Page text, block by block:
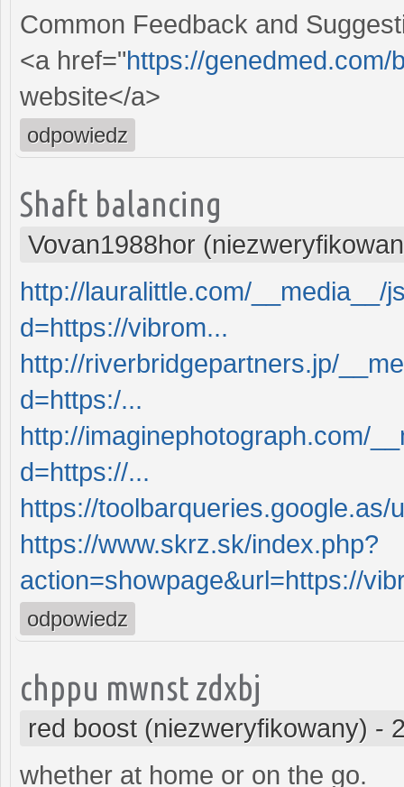
Common Feedback and
<a href="https://genedmed.com/
website</a>
odpowiedz
Shaft balancing
Vovan1988hor
http://lauralittle.com/__media__/
d=https://vibrom...
http://riverbridgepartners.jp/
d=https:/...
http://imaginephotograph.com/
d=https://...
https://
https://www.skrz.sk/index.php?
action=showpage&url=https://
odpowiedz
chppu mwnst zdxbj
red boost (niezweryfikowany) -
whether at home or on the go.